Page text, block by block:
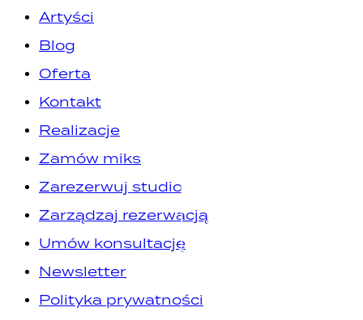
Artyści
Blog
Oferta
Kontakt
Realizacje
Zamów miks
Zarezerwuj studio
Zarządzaj rezerwacją
Umów konsultację
Newsletter
Polityka prywatności